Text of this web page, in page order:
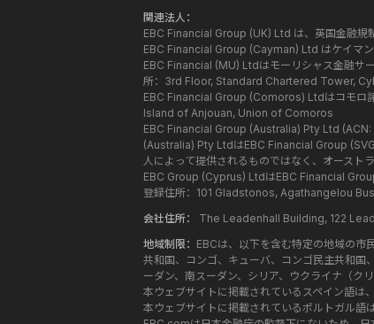
関連法人：
EBC Financial Group (UK) Ltd は、英国金融規
EBC Financial Group (Cayman) Ltd はケイマ
EBC Financial (MU) Ltdはモーリシャス金融サ
所：3rd Floor, Standard Chartered Tower,
EBC Financial Group (Comoros) Ltdはコモロ
Island of Anjouan, Union of Comoros
EBC Financial Group (Australia) Pty Ltd
(Australia) Pty LtdはEBC Financial Group
人によって提供されるものではなく、オースト
EBC Group (Cyprus) LtdはEBC Financial
登録住所：101 Gladstonos, Agathangelou
会社住所：
The Leadenhall Building, 122
地域制限： EBCは、以下を含む特定の地域の市
共和国、コンゴ、キューバ、コンゴ民主共和国
ーダン、南スーダン、シリア、ウクライナ（ク
本ウェブサイトに掲載されているスペイン語は
本ウェブサイトに掲載されているポルトガル語